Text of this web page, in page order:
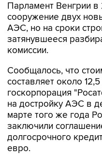
Парламент Венгрии
сооружение двух
АЭС, но на сроки
затянувшееся
комиссии.
Сообщалось, что
составляет около
госкорпорация
на достройку АЭС в
марте того же года
заключили
долгосрочного
евро.